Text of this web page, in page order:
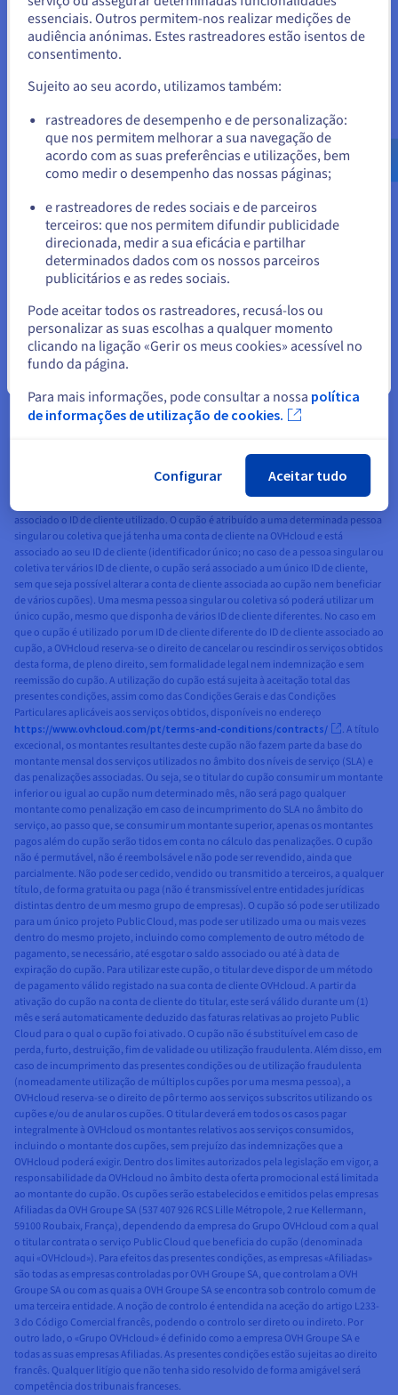
3.ª vantagem: escalabilidade e crescimento mais
Ganhe flexibilidade para escalar as atividades que consomem
muitos recursos, como o processamento de imagens e a
modelação de cargas de trabalho através de IA.
Oferta promocional «Public Cloud Free Trial» limitada, aplicável à implementação e
ao consumo de um primeiro projeto de serviço Public Cloud (qualquer cliente,
novo ou não, pode pedir para beneficiar desta oferta, na medida em que não
tenha já criado um projeto Public Cloud no passado, ainda em vigor ou não),
ativado aquando da criação do primeiro projeto Public Cloud do titular. O cupão
só é válido para as compras de prestação de serviços fornecidos pela OVHcloud,
diretamente junto da OVHcloud através do website e unicamente para os serviços
Public Cloud, em todas as regiões Public Cloud disponíveis, excluindo serviços
gratuitos (nomeadamente serviços gratuitos em fase de teste beta). Este cupão
não é acumulável com outras promoções em curso aplicáveis aos serviços em
causa, incluindo a oferta promocional «Public Cloud Free Trial». O cupão aplica-se
sobre o preço standard público, tal como aparece no website da OVHcloud, sem
moeda que é apresentada publicamente no mercado ou país ao qual está
associado o contrato Public Cloud que beneficia do cupão, sem IVA, e só pode ser
utilizado para consumir serviços na mesma moeda. O cupão é válido para o
associado o ID de cliente utilizado. O cupão é atribuído a uma determinada pessoa
singular ou coletiva que já tenha uma conta de cliente na OVHcloud e está
associado ao seu ID de cliente (identificador único; no caso de a pessoa singular ou
coletiva ter vários ID de cliente, o cupão será associado a um único ID de cliente,
sem que seja possível alterar a conta de cliente associada ao cupão nem beneficiar
de vários cupões). Uma mesma pessoa singular ou coletiva só poderá utilizar um
único cupão, mesmo que disponha de vários ID de cliente diferentes. No caso em
que o cupão é utilizado por um ID de cliente diferente do ID de cliente associado ao
cupão, a OVHcloud reserva-se o direito de cancelar ou rescindir os serviços obtidos
desta forma, de pleno direito, sem formalidade legal nem indemnização e sem
reemissão do cupão. A utilização do cupão está sujeita à aceitação total das
presentes condições, assim como das Condições Gerais e das Condições
Particulares aplicáveis aos serviços obtidos, disponíveis no endereço
https://www.ovhcloud.com/pt/terms-and-conditions/contracts/
. A título
excecional, os montantes resultantes deste cupão não fazem parte da base do
montante mensal dos serviços utilizados no âmbito dos níveis de serviço (SLA) e
das penalizações associadas. Ou seja, se o titular do cupão consumir um montante
inferior ou igual ao cupão num determinado mês, não será pago qualquer
montante como penalização em caso de incumprimento do SLA no âmbito do
serviço, ao passo que, se consumir um montante superior, apenas os montantes
pagos além do cupão serão tidos em conta no cálculo das penalizações. O cupão
não é permutável, não é reembolsável e não pode ser revendido, ainda que
parcialmente. Não pode ser cedido, vendido ou transmitido a terceiros, a qualquer
título, de forma gratuita ou paga (não é transmissível entre entidades jurídicas
distintas dentro de um mesmo grupo de empresas). O cupão só pode ser utilizado
para um único projeto Public Cloud, mas pode ser utilizado uma ou mais vezes
dentro do mesmo projeto, incluindo como complemento de outro método de
pagamento, se necessário, até esgotar o saldo associado ou até à data de
expiração do cupão. Para utilizar este cupão, o titular deve dispor de um método
de pagamento válido registado na sua conta de cliente OVHcloud. A partir da
ativação do cupão na conta de cliente do titular, este será válido durante um (1)
mês e será automaticamente deduzido das faturas relativas ao projeto Public
Cloud para o qual o cupão foi ativado. O cupão não é substituível em caso de
perda, furto, destruição, fim de validade ou utilização fraudulenta. Além disso, em
caso de incumprimento das presentes condições ou de utilização fraudulenta
(nomeadamente utilização de múltiplos cupões por uma mesma pessoa), a
OVHcloud reserva-se o direito de pôr termo aos serviços subscritos utilizando os
cupões e/ou de anular os cupões. O titular deverá em todos os casos pagar
integralmente à OVHcloud os montantes relativos aos serviços consumidos,
incluindo o montante dos cupões, sem prejuízo das indemnizações que a
OVHcloud poderá exigir. Dentro dos limites autorizados pela legislação em vigor, a
responsabilidade da OVHcloud no âmbito desta oferta promocional está limitada
ao montante do cupão. Os cupões serão estabelecidos e emitidos pelas empresas
Afiliadas da OVH Groupe SA (537 407 926 RCS Lille Métropole, 2 rue Kellermann,
59100 Roubaix, França), dependendo da empresa do Grupo OVHcloud com a qual
o titular contrata o serviço Public Cloud que beneficia do cupão (denominada
aqui «OVHcloud»). Para efeitos das presentes condições, as empresas «Afiliadas»
são todas as empresas controladas por OVH Groupe SA, que controlam a OVH
Groupe SA ou com as quais a OVH Groupe SA se encontra sob controlo comum de
uma terceira entidade. A noção de controlo é entendida na aceção do artigo L233-
3 do Código Comercial francês, podendo o controlo ser direto ou indireto. Por
outro lado, o «Grupo OVHcloud» é definido como a empresa OVH Groupe SA e
todas as suas empresas Afiliadas. As presentes condições estão sujeitas ao direito
francês. Qualquer litígio que não tenha sido resolvido de forma amigável será
competência dos tribunais franceses.
Estados Unidos.
Para encomendar a partir de Estados Unidos, terá de consultar e
criar uma conta no website do país em questão.
us.ovhcloud.com/public-cloud Inglês
USD -
$
Ficar no website atual
essenciais. Outros permitem-nos realizar medições de
audiência anónimas. Estes rastreadores estão isentos de
consentimento.
Sujeito ao seu acordo, utilizamos também:
rastreadores de desempenho e de personalização:
que nos permitem melhorar a sua navegação de
acordo com as suas preferências e utilizações, bem
como medir o desempenho das nossas páginas;
e rastreadores de redes sociais e de parceiros
terceiros: que nos permitem difundir publicidade
direcionada, medir a sua eficácia e partilhar
determinados dados com os nossos parceiros
publicitários e as redes sociais.
Pode aceitar todos os rastreadores, recusá-los ou
personalizar as suas escolhas a qualquer momento
clicando na ligação «Gerir os meus cookies» acessível no
fundo da página.
Para mais informações, pode consultar a nossa política
de informações de utilização de cookies.
Configurar Aceitar tudo